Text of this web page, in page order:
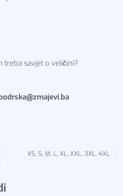
treba savjet o veličini?
XS, S, M, L, XL, XXL, 3XL, 4XL